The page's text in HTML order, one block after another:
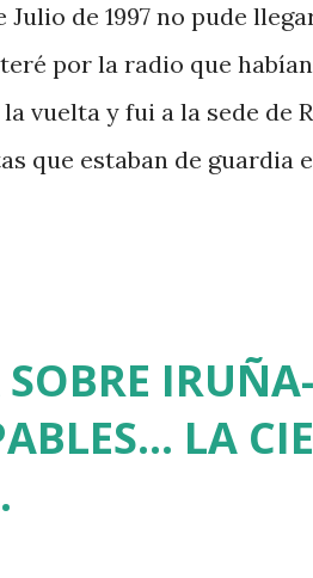
Julio de 1997 no pude
por la radio que
vuelta y fui a la sede de
que estaban de guardia
de "socialización del
Batasuna, Rufi
Sortu. Tras aquel vil
ser dominadas por ETA y
LA